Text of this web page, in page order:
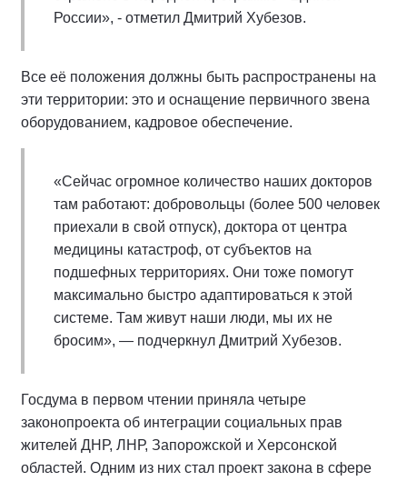
России», - отметил Дмитрий Хубезов.
Все её положения должны быть распространены на
эти территории: это и оснащение первичного звена
оборудованием, кадровое обеспечение.
«Сейчас огромное количество наших докторов
там работают: добровольцы (более 500 человек
приехали в свой отпуск), доктора от центра
медицины катастроф, от субъектов на
подшефных территориях. Они тоже помогут
максимально быстро адаптироваться к этой
системе. Там живут наши люди, мы их не
бросим», — подчеркнул Дмитрий Хубезов.
Госдума в первом чтении приняла четыре
законопроекта об интеграции социальных прав
жителей ДНР, ЛНР, Запорожской и Херсонской
областей. Одним из них стал проект закона в сфере